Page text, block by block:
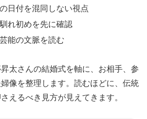
日付を混同しない視点
れ初めを先に確認
能の文脈を読む
太さんの結婚式を軸に、お相手、参
像を整理します。読むほどに、伝統
えるべき見方が見えてきます。